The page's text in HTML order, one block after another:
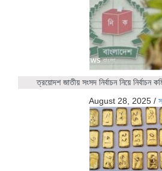
ত্রয়োদশ জাতীয় সংসদ নির্বাচন নিয়ে নির্বাচন
August 28, 2025 /